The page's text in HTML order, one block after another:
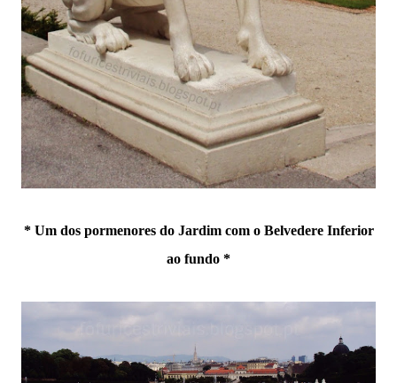
* Um dos pormenores do Jardim com o Belvedere Inferior
ao fundo *